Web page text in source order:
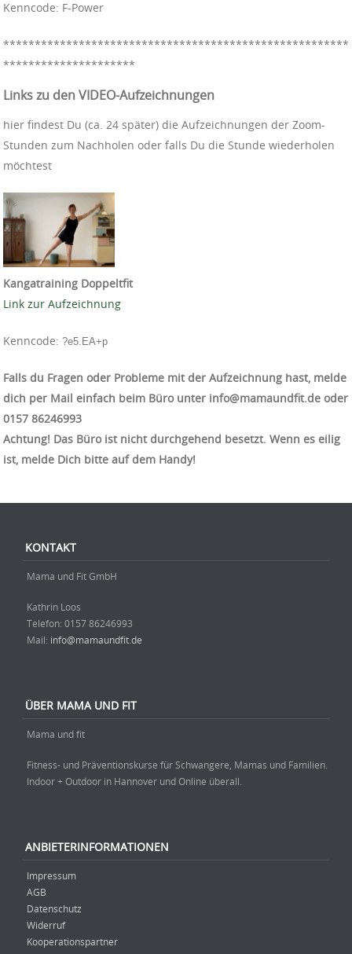
Kenncode: F-Power
*******************************************************
*********************
Links zu den VIDEO-Aufzeichnungen
hier findest Du (ca. 24 später) die Aufzeichnungen der Zoom-
Stunden zum Nachholen oder falls Du die Stunde wiederholen
möchtest
Kangatraining Doppeltfit
Link zur Aufzeichnung
Kenncode: ?e5.EA+p
Falls du Fragen oder Probleme mit der Aufzeichnung hast, melde
dich per Mail einfach beim Büro unter info@mamaundfit.de oder
‭0157 86246993‬
Achtung! Das Büro ist nicht durchgehend besetzt. Wenn es eilig
ist, melde Dich bitte auf dem Handy!
KONTAKT
Mama und Fit GmbH
Kathrin Loos
Telefon: ‭0157 86246993‬
Mail: info@mamaundfit.de
ÜBER MAMA UND FIT
Mama und fit
Fitness- und Präventionskurse für Schwangere, Mamas und Familien.
Indoor + Outdoor in Hannover und Online überall.
ANBIETERINFORMATIONEN
Impressum
AGB
Datenschutz
Widerruf
Kooperationspartner